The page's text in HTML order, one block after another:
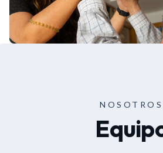
NOSOTROS